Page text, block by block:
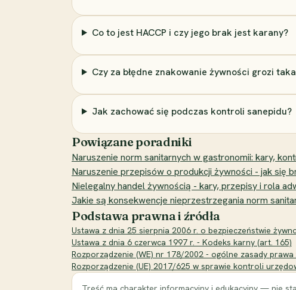
Co to jest HACCP i czy jego brak jest karany?
Czy za błędne znakowanie żywności grozi
Jak zachować się podczas kontroli sanepidu?
Powiązane poradniki
Naruszenie norm sanitarnych w gastronomii: kary,
Naruszenie przepisów o produkcji żywności - jak się
Nielegalny handel żywnością - kary, przepisy i rola
Jakie są konsekwencje nieprzestrzegania norm
Podstawa prawna i źródła
Ustawa z dnia 25 sierpnia 2006 r. o bezpieczeństwie
Ustawa z dnia 6 czerwca 1997 r. - Kodeks karny (art. 165)
Rozporządzenie (WE) nr 178/2002 - ogólne zasady
Rozporządzenie (UE) 2017/625 w sprawie kontroli